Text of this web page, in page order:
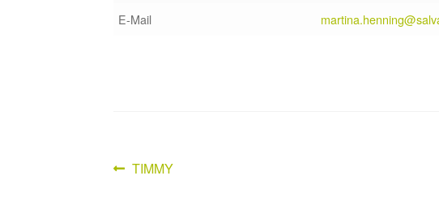
E-Mail
Beitragsnavigation
Vorheriger
TIMMY